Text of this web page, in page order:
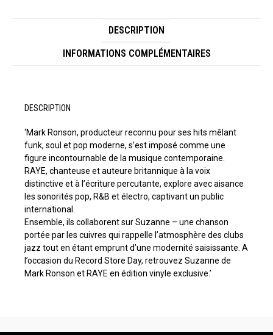
DESCRIPTION
INFORMATIONS COMPLÉMENTAIRES
DESCRIPTION
‘Mark Ronson, producteur reconnu pour ses hits mêlant
funk, soul et pop moderne, s’est imposé comme une
figure incontournable de la musique contemporaine.
RAYE, chanteuse et auteure britannique à la voix
distinctive et à l’écriture percutante, explore avec aisance
les sonorités pop, R&B et électro, captivant un public
international.
Ensemble, ils collaborent sur Suzanne – une chanson
portée par les cuivres qui rappelle l’atmosphère des clubs
jazz tout en étant emprunt d’une modernité saisissante. A
l’occasion du Record Store Day, retrouvez Suzanne de
Mark Ronson et RAYE en édition vinyle exclusive.’